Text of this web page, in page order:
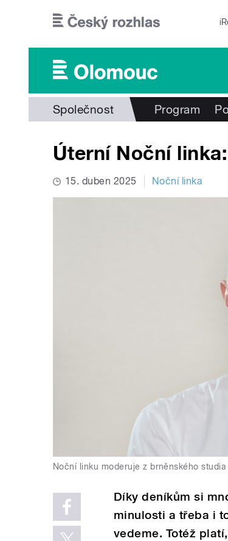
Společnost Program
Úterní Noční
15. duben 2025 Noční linka
Noční linku moderuje z brněnského
Díky deníkům si
minulosti a třeba i
vedeme. Totéž